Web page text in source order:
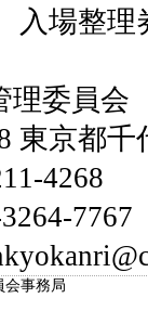
入場整
理委員会
京都千
4268
7767
会事務局